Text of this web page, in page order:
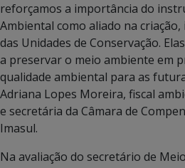
reforçamos a importância do
Ambiental como aliado na
das Unidades de Conservação.
a preservar o meio ambiente em
qualidade ambiental para as
Adriana Lopes Moreira, fiscal
e secretária da Câmara de
Imasul.
Na avaliação do secretário de